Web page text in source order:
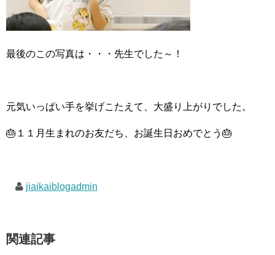
最後のこの写真は・・・先生でした～！
元気いっぱい手を挙げこたえて、大盛り上がりでした。
🎂１１月生まれのお友だち、お誕生日おめでとう🎂
jiaikaiblogadmin
関連記事